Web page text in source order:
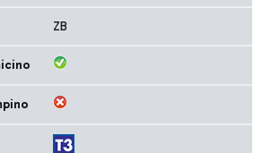
ZB